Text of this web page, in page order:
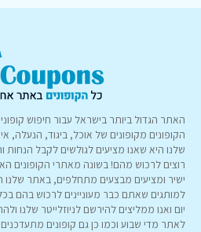
האתר הגדול ביותר בישראל עבור חיפוש
הקופונים מקופונים של אוכל, ביגוד, הנעלה,
שלנו היא שאנו מציעים לגולשים לקבל
רוצים לרכוש מהם! בשונה מאתרי הקופונים
ישיר ומציעים מבצעים מתחלפים, באתר
למותגים שאתם כבר מעוניינים לרכוש בהם
יום ואנו ממליצים להירשם לניוזלייטר שלנו
לאתר מדי שבוע וכמו כן גם קופונים